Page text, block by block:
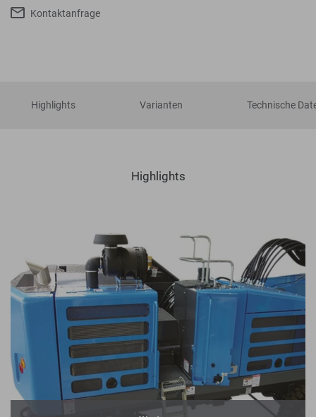
Kontaktanfrage
Highlights Varianten Technische
Highlights